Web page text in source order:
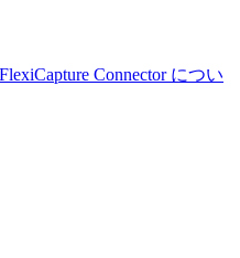
Connector につい